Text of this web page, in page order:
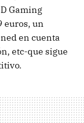
Gaming
euros, un
en cuenta
etc-que sigue